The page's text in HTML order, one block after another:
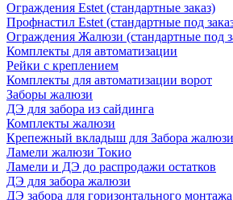
Ограждения Estet (стандартные заказ)
Профнастил Estet (стандартные под
Ограждения Жалюзи (стандартные под
Комплекты для автоматизации
Рейки с креплением
Комплекты для автоматизации ворот
Заборы жалюзи
ДЭ для забора из сайдинга
Комплекты жалюзи
Крепежный вкладыш для Забора жалюзи
Ламели жалюзи Токио
Ламели и ДЭ до распродажи остатков
ДЭ для забора жалюзи
ДЭ забора для горизонтального